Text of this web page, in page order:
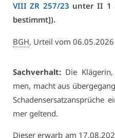
VI­II ZR 257/23 un­ter II 1
be­stimmt]).
BGH, Ur­teil vom 06.05.2026
Sach­ver­halt: Die
men, macht aus
Scha­dens­er­satz­an­sprü­che
mer gel­tend.
Die­ser er­warb am